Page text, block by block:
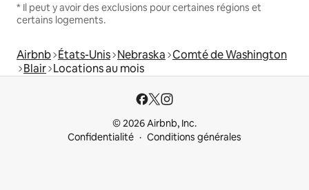
* Il peut y avoir des exclusions pour certaines régions et
certains logements.
Airbnb États-Unis Nebraska Comté de Washington
Blair Locations au mois
© 2026 Airbnb, Inc.
Confidentialité
Conditions générales